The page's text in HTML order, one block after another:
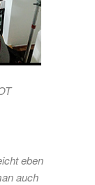
eben
auch